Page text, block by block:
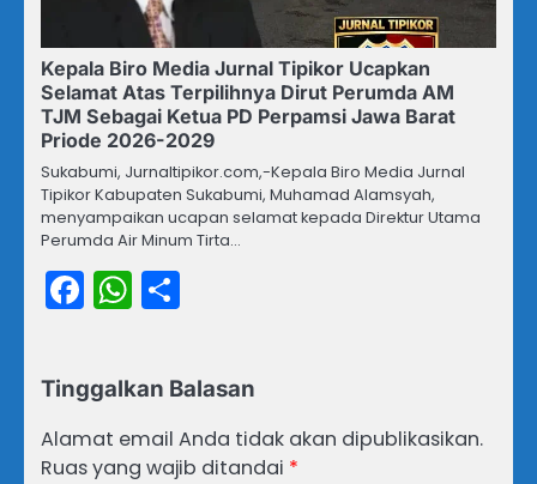
Kepala Biro Media Jurnal Tipikor Ucapkan
Selamat Atas Terpilihnya Dirut Perumda AM
TJM Sebagai Ketua PD Perpamsi Jawa Barat
Priode 2026-2029
Sukabumi, Jurnaltipikor.com,-Kepala Biro Media Jurnal
Tipikor Kabupaten Sukabumi, Muhamad Alamsyah,
menyampaikan ucapan selamat kepada Direktur Utama
Perumda Air Minum Tirta…
Facebook
WhatsApp
Tinggalkan Balasan
Alamat email Anda tidak akan dipublikasikan.
Ruas yang wajib ditandai *